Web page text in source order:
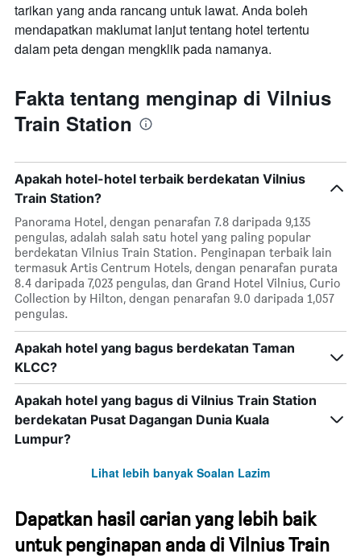
tarikan yang anda rancang untuk lawat. Anda boleh
mendapatkan maklumat lanjut tentang hotel tertentu
dalam peta dengan mengklik pada namanya.
Fakta tentang menginap di Vilnius
Train Station
Apakah hotel-hotel terbaik berdekatan Vilnius
Train Station?
Panorama Hotel, dengan penarafan 7.8 daripada 9,135
pengulas, adalah salah satu hotel yang paling popular
berdekatan Vilnius Train Station. Penginapan terbaik lain
termasuk Artis Centrum Hotels, dengan penarafan purata
8.4 daripada 7,023 pengulas, dan Grand Hotel Vilnius, Curio
Collection by Hilton, dengan penarafan 9.0 daripada 1,057
pengulas.
Apakah hotel yang bagus berdekatan Taman
KLCC?
Apakah hotel yang bagus di Vilnius Train Station
berdekatan Pusat Dagangan Dunia Kuala
Lumpur?
Lihat lebih banyak Soalan Lazim
Dapatkan hasil carian yang lebih baik
untuk penginapan anda di Vilnius Train